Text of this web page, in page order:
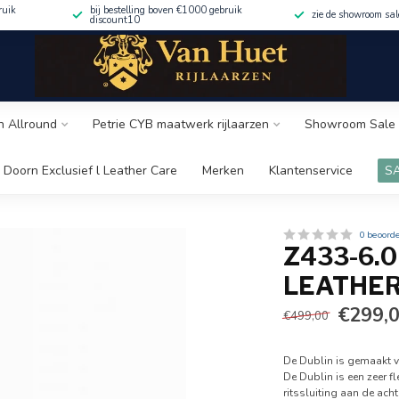
bij bestelling boven €1000 gebruik
discount10 zie de showroom
Allround Petrie CYB maatwerk rijlaarzen Showroom
Doorn Exclusief l Leather Care Merken Klantenservice
0
Z433-6.0
€499,00
De Dublin is gemaakt
De Dublin is een zeer
ritssluiting aan de